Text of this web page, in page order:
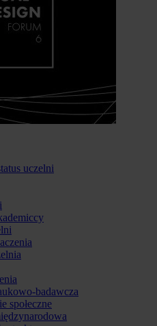
uczelni
badawcza
społeczne